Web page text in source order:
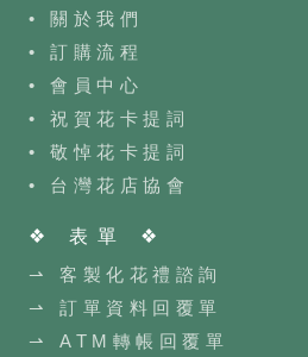
• 關於我們
• 訂購流程
• 會員中心
• 祝賀花卡提詞
• 敬悼花卡提詞
• 台灣花店協會
❖ 表單 ❖
⇀ 客製化花禮諮詢
⇀ 訂單資料回覆單
⇀ ATM轉帳回覆單